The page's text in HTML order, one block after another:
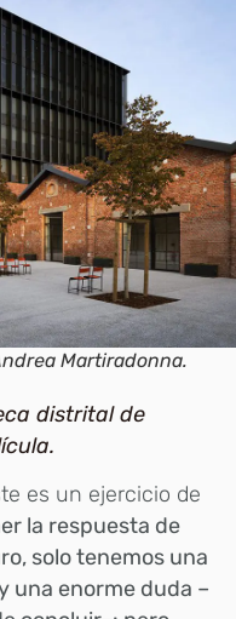
Martiradonna.
distrital de
es un ejercicio de
la respuesta de
solo tenemos una
una enorme duda –